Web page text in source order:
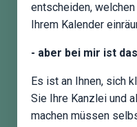
entscheiden,
Ihrem Kalender
- aber bei mir ist
Es ist an Ihnen, sich
Sie Ihre Kanzlei und
machen müssen